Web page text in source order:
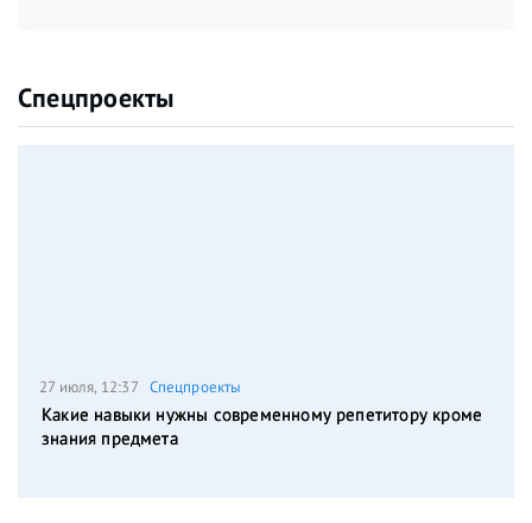
Спецпроекты
27 июля, 12:37 Спецпроекты
Какие навыки нужны современному репетитору кроме
знания предмета